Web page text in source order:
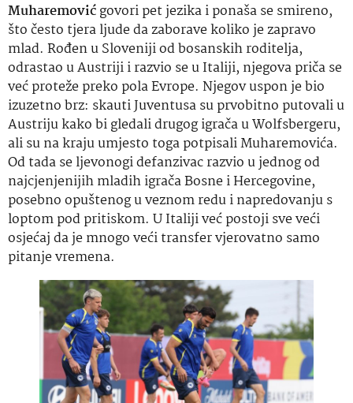
Muharemovićgovori pet jezika i ponaša se smireno,
što često tjera ljude da zaborave koliko je zapravo
mlad. Rođen u Sloveniji od bosanskih roditelja,
odrastao u Austriji i razvio se u Italiji, njegova priča se
već proteže preko pola Evrope. Njegov uspon je bio
izuzetno brz: skauti Juventusa su prvobitno putovali u
Austriju kako bi gledali drugog igrača u Wolfsbergeru,
ali su na kraju umjesto toga potpisali Muharemovića.
Od tada se ljevonogi defanzivac razvio u jednog od
najcjenjenijih mladih igrača Bosne i Hercegovine,
posebno opuštenog u veznom redu i napredovanju s
loptom pod pritiskom. U Italiji već postoji sve veći
osjećaj da je mnogo veći transfer vjerovatno samo
pitanje vremena.